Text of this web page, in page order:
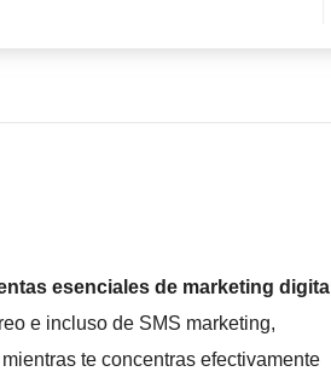
esenciales de marketing digital
e incluso de SMS marketing,
te concentras efectivamente